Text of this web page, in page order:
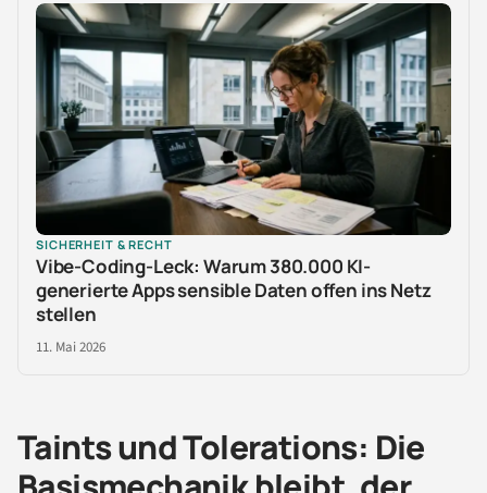
SICHERHEIT & RECHT
Vibe-Coding-Leck: Warum 380.000 KI-
generierte Apps sensible Daten offen ins Netz
stellen
11. Mai 2026
Taints und Tolerations: Die